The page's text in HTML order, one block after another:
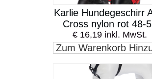
Karlie Hundegeschirr
Cross nylon rot 48-
€ 16,19 inkl. MwSt.
Zum Warenkorb